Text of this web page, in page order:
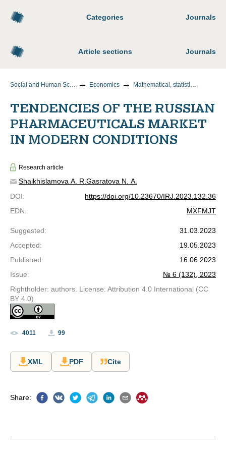
Categories Journals
Article sections Journals
Social and Human Sciences Economics Mathematical, statistical and instrumental methods of economics
TENDENCIES OF THE RUSSIAN
PHARMACEUTICALS MARKET
IN MODERN CONDITIONS
Research article
Shaikhislamova A. R. Gasratova N. A.
DOI:
https://doi.org/10.23670/IRJ.2023.132.36
EDN: MXFMJT
Suggested:
31.03.2023
Accepted:
19.05.2023
Published:
16.06.2023
Issue:
№ 6 (132), 2023
Rightholder: authors. License: Attribution 4.0 International (CC
BY 4.0)
4011 99
XML PDF Cite
Share: